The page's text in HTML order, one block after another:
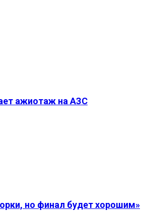
ажиотаж на АЗС
но финал будет хорошим»